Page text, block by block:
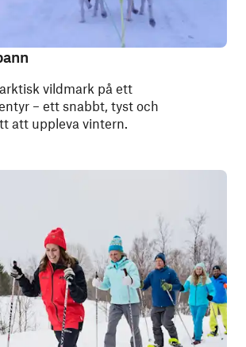
vildmark på ett
– ett snabbt, tyst och
att uppleva vintern.